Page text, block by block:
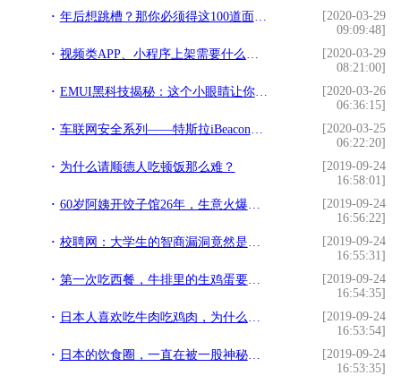
年后想跳槽？那你必须得这100道面试题
[2020-03-29
09:09:48]
视频类APP、小程序上架需要什么资质？
[2020-03-29
08:21:00]
EMUI黑科技揭秘：这个小眼睛让你永处画面C位
[2020-03-26
06:36:15]
车联网安全系列——特斯拉iBeacon隐私泄露
[2020-03-25
06:22:20]
为什么请顺德人吃顿饭那么难？
[2019-09-24
16:58:01]
60岁阿姨开饺子馆26年，生意火爆顾客众多，却自责愧对孩子
[2019-09-24
16:56:22]
校聘网：大学生的智商漏洞竟然是从食堂开始显现的
[2019-09-24
16:55:31]
第一次吃西餐，牛排里的生鸡蛋要怎么吃？来一起学习吧
[2019-09-24
16:54:35]
日本人喜欢吃牛肉吃鸡肉，为什么不吃羊肉？日本人表示无奈
[2019-09-24
16:53:54]
日本的饮食圈，一直在被一股神秘力量统治...
[2019-09-24
16:53:35]